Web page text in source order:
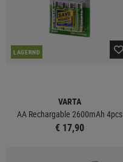
LAGERND
VARTA
AA Rechargable 2600mAh 4pcs
€ 17,90